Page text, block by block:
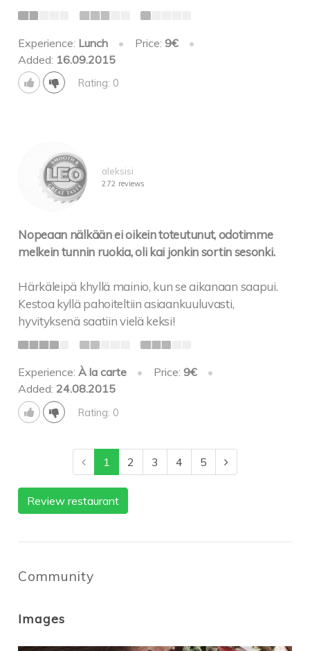
Experience: Lunch • Price: 9€
•
Added: 16.09.2015
Rating: 0
aleksisi
272 reviews
Nopeaan nälkään ei oikein toteutunut, odotimme
melkein tunnin ruokia, oli kai jonkin sortin sesonki.
Härkäleipä khyllä mainio, kun se aikanaan saapui.
Kestoa kyllä pahoiteltiin asiaankuuluvasti,
hyvityksenä saatiin vielä keksi!
Experience:À la carte • Price: 9€
•
Added: 24.08.2015
Rating: 0
1 2 3 4 5
Review restaurant
Community
Images